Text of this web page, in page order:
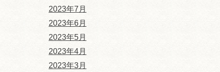
2023年7月
2023年6月
2023年5月
2023年4月
2023年3月